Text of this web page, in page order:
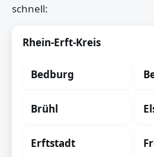
schnell:
Rhein-Erft-Kreis
Bedburg
Brühl
Erftstadt